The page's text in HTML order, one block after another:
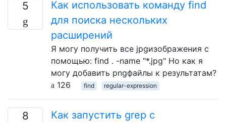
5
Как использовать команду find
для поиска нескольких
расширений
Я могу получить все jpgизображения с
помощью: find . -name "*.jpg" Но как я
могу добавить pngфайлы к результатам?
126
find regular-expression
8
Как запустить grep с